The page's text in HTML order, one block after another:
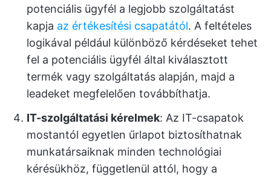
potenciális ügyfél a legjobb szolgáltatást
kapja az értékesítési csapatától. A feltételes
logikával például különböző kérdéseket tehet
fel a potenciális ügyfél által kiválasztott
termék vagy szolgáltatás alapján, majd a
leadeket megfelelően továbbíthatja.
IT-szolgáltatási kérelmek: Az IT-csapatok
mostantól egyetlen űrlapot biztosíthatnak
munkatársaiknak minden technológiai
kérésükhöz, függetlenül attól, hogy a